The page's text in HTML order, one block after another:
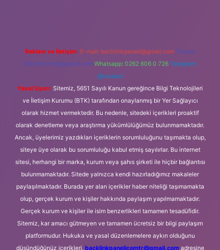
Reklam ve İletişim: E-mail: backlinkpaneli@gmail.com Teams:
forumhizmeti@gmail.com Whatsapp: 0262 606 0 726 Telegram:
@karabul
Yasal Uyarı: Sitemiz, 5651 Sayılı Kanun gereğince Bilgi Teknolojileri
ve İletişim Kurumu (BTK) tarafından onaylanmış bir Yer Sağlayıcı
olarak hizmet vermektedir. Bu nedenle, sitedeki içerikleri proaktif
olarak denetleme veya araştırma yükümlülüğümüz bulunmamaktadır.
Ancak, üyelerimiz yazdıkları içeriklerin sorumluluğunu taşımakta olup,
siteye üye olarak bu sorumluluğu kabul etmiş sayılırlar. Bu internet
sitesi, herhangi bir marka, kurum veya şahıs şirketi ile hiçbir bağlantısı
bulunmamaktadır. Sitede yalnızca kendi hazırladığımız makaleler
paylaşılmaktadır. Burada yer alan içerikler haber niteliği taşımamakta
olup, gerçek kurum ve kişiler hakkında paylaşım yapılmamaktadır.
Gerçek kurum ve kişiler ile isim benzerlikleri tamamen tesadüfidir.
Sitemiz, kar amacı gütmeyen ve tamamen ücretsiz bir bilgi paylaşım
platformudur. Hukuka ve yasal düzenlemelere aykırı olduğunu
düşündüğünüz içerikleri, backlinkpanelicomtr@gmail.comadresine